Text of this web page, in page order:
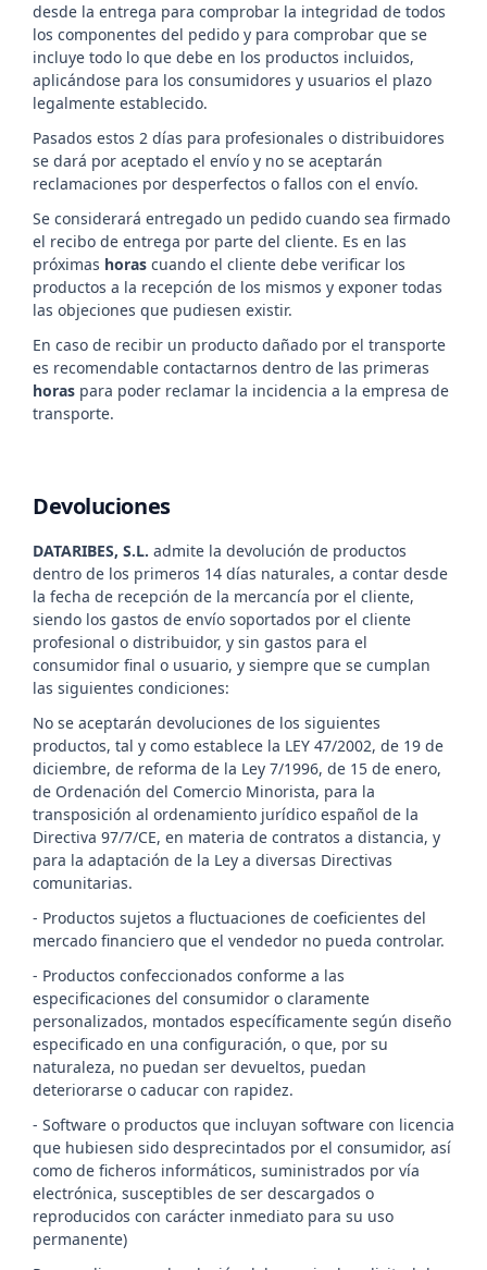
desde la entrega para comprobar la integridad de todos
los componentes del pedido y para comprobar que se
incluye todo lo que debe en los productos incluidos,
aplicándose para los consumidores y usuarios el plazo
legalmente establecido.
Pasados estos 2 días para profesionales o distribuidores
se dará por aceptado el envío y no se aceptarán
reclamaciones por desperfectos o fallos con el envío.
Se considerará entregado un pedido cuando sea firmado
el recibo de entrega por parte del cliente. Es en las
próximas horas cuando el cliente debe verificar los
productos a la recepción de los mismos y exponer todas
las objeciones que pudiesen existir.
En caso de recibir un producto dañado por el transporte
es recomendable contactarnos dentro de las primeras
horas para poder reclamar la incidencia a la empresa de
transporte.
Devoluciones
DATARIBES, S.L. admite la devolución de productos
dentro de los primeros 14 días naturales, a contar desde
la fecha de recepción de la mercancía por el cliente,
siendo los gastos de envío soportados por el cliente
profesional o distribuidor, y sin gastos para el
consumidor final o usuario, y siempre que se cumplan
las siguientes condiciones:
No se aceptarán devoluciones de los siguientes
productos, tal y como establece la LEY 47/2002, de 19 de
diciembre, de reforma de la Ley 7/1996, de 15 de enero,
de Ordenación del Comercio Minorista, para la
transposición al ordenamiento jurídico español de la
Directiva 97/7/CE, en materia de contratos a distancia, y
para la adaptación de la Ley a diversas Directivas
comunitarias.
- Productos sujetos a fluctuaciones de coeficientes del
mercado financiero que el vendedor no pueda controlar.
- Productos confeccionados conforme a las
especificaciones del consumidor o claramente
personalizados, montados específicamente según diseño
especificado en una configuración, o que, por su
naturaleza, no puedan ser devueltos, puedan
deteriorarse o caducar con rapidez.
- Software o productos que incluyan software con licencia
que hubiesen sido desprecintados por el consumidor, así
como de ficheros informáticos, suministrados por vía
electrónica, susceptibles de ser descargados o
reproducidos con carácter inmediato para su uso
permanente)